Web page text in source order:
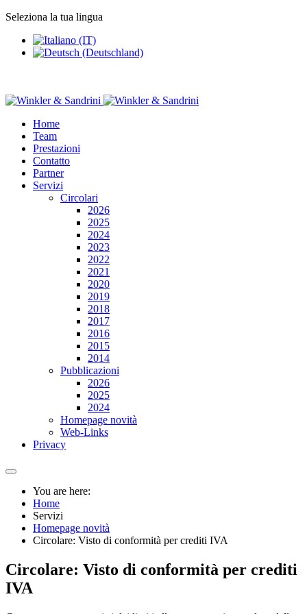
Seleziona la tua lingua
Home
Team
Prestazioni
Contatto
Partner
Servizi
Circolari
2026
2025
2024
2023
2022
2021
2020
2019
2018
2017
2016
2015
2014
Pubblicazioni
2026
2025
2024
Homepage novità
Web-Links
Privacy
You are here:
Home
Servizi
Homepage novità
Circolare: Visto di conformità per crediti IVA
Circolare: Visto di conformità per crediti
IVA